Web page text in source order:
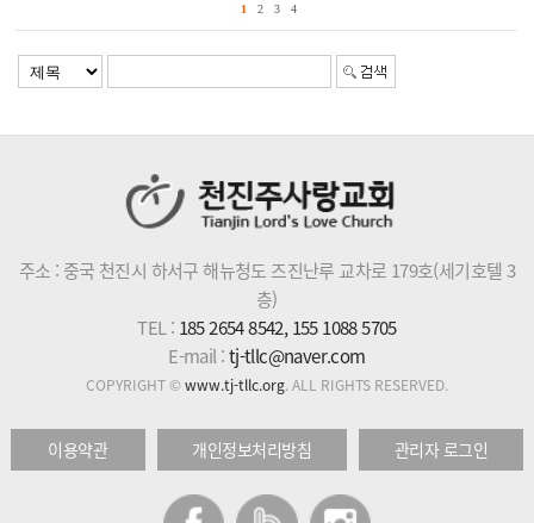
1 2 3 4
주소 : 중국 천진시 하서구 해뉴청도 즈진난루 교차로 179호(세기호텔 3
층)
TEL : 185 2654 8542, 155 1088 5705
E-mail :tj-tllc@naver.com
COPYRIGHT © www.tj-tllc.org. ALL RIGHTS RESERVED.
이용약관 개인정보처리방침 관리자 로그인